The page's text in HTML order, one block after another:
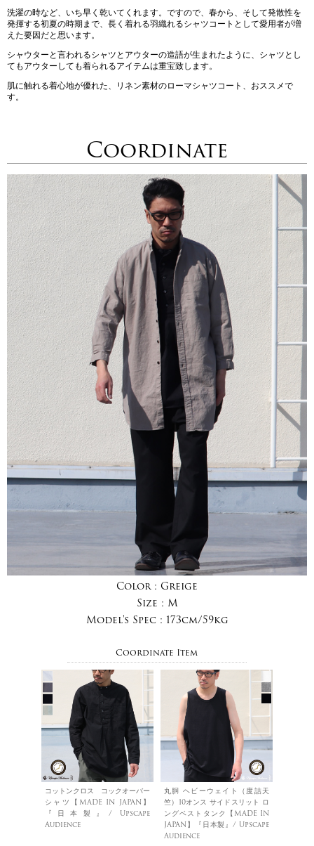
洗濯の時など、いち早く乾いてくれます。ですので、春から、そして発散性を
発揮する初夏の時期まで、長く着れる羽織れるシャツコートとして愛用者が増
えた要因だと思います。
シャウターと言われるシャツとアウターの造語が生まれたように、シャツとし
てもアウターしても着られるアイテムは重宝致します。
肌に触れる着心地が優れた、リネン素材のローマシャツコート、おススメで
す。
Coordinate
Color : Greige
Size : M
Model's Spec : 173cm/59kg
Coordinate Item
コットンクロス コックオーバー
シャツ【MADE IN JAPAN】
『日本製』/ Upscape
Audience
丸胴 ヘビーウェイト（度詰天
竺）10オンス サイドスリット ロ
ングベストタンク【MADE IN
JAPAN】『日本製』/ Upscape
Audience